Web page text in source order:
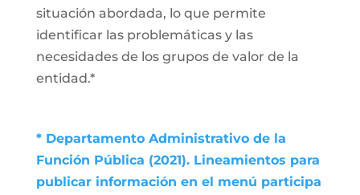
situación abordada, lo que permite
identificar las problemáticas y las
necesidades de los grupos de valor de la
entidad.*
* Departamento Administrativo de la
Función Pública (2021). Lineamientos para
publicar información en el menú participa